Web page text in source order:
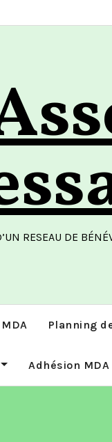
RESEAU DE
Planning
Adhésion MDA